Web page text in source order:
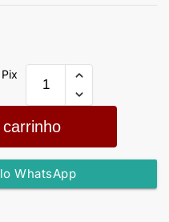
WhatsApp